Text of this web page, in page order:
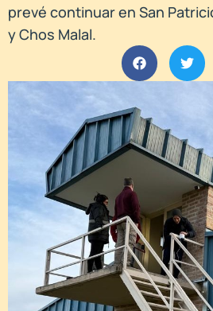
prevé continuar en San
y Chos Malal.